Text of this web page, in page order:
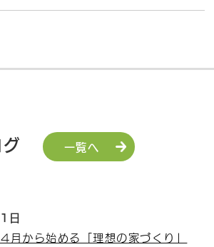
一覧へ
日
月から始める「理想の家づくり」